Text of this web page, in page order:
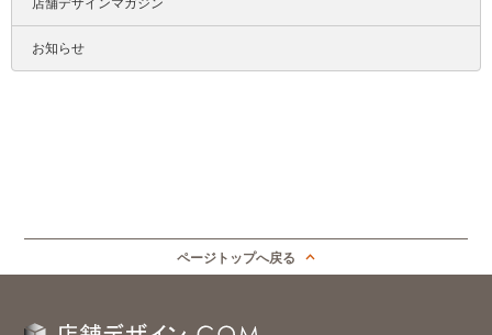
店舗デザインマガジン
お知らせ
ページトップへ戻る